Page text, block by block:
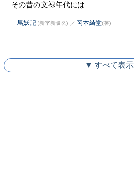
その昔の文禄年代には
馬妖記 (新字新仮名) ／ 岡本綺堂(著)
▼ すべて表示